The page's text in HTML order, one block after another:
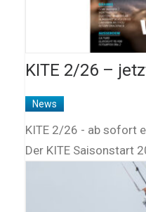
KITE 2/26 –
News
KITE 2/26 - ab sofort
Der KITE Saisonstart